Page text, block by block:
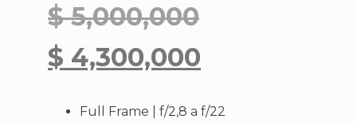
$5,000,000
$ 4,300,000
Full Frame | f/2,8 a f/22